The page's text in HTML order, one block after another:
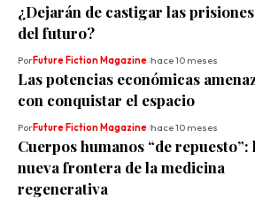
¿Dejarán de castigar las prisiones
del futuro?
PorFuture Fiction Magazine hace 10 meses
Las potencias económicas
con conquistar el espacio
PorFuture Fiction Magazine hace 10 meses
Cuerpos humanos “de repuesto”:
nueva frontera de la medicina
regenerativa